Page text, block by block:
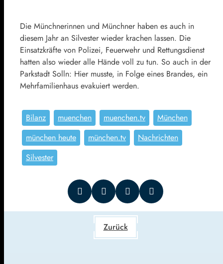
Die Münchnerinnen und Münchner haben es auch in
diesem Jahr an Silvester wieder krachen lassen. Die
Einsatzkräfte von Polizei, Feuerwehr und Rettungsdienst
hatten also wieder alle Hände voll zu tun. So auch in der
Parkstadt Solln: Hier musste, in Folge eines Brandes, ein
Mehrfamilienhaus evakuiert werden.
Bilanz muenchen muenchen.tv
München
münchen heute
münchen.tv
Nachrichten
Silvester
Zurück